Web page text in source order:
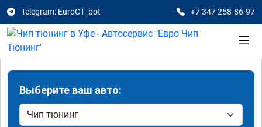
Telegram: EuroCT_bot +7 347 258-86-97
Выберите ваш авто: